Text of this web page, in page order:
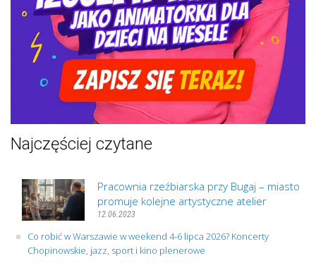
Najczęściej czytane
Pracownia rzeźbiarska przy Bugaj – miasto
promuje kolejne artystyczne atelier
12.06.2023
Co robić w Warszawie w weekend 4-6 lipca 2026? Koncerty
Chopinowskie, jazz, sport i kino plenerowe